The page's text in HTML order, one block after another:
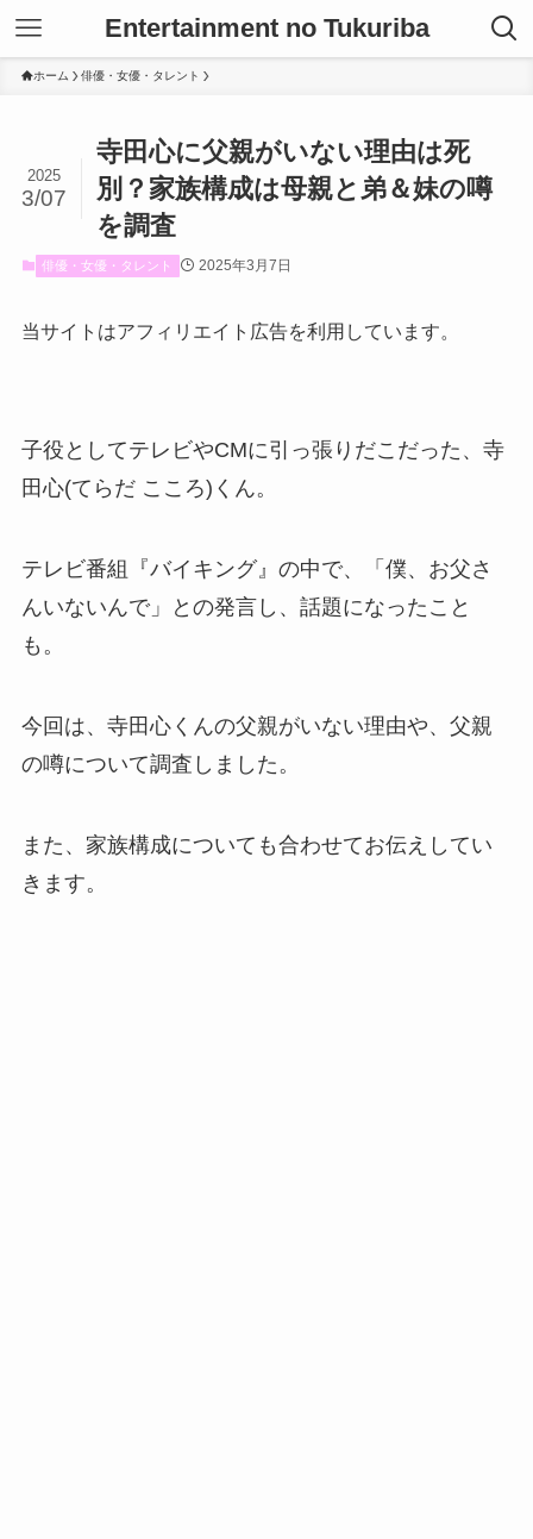
Entertainment no Tukuriba
ホーム 俳優・女優・タレント
寺田心に父親がいない理由は死
別？家族構成は母親と弟＆妹の噂
を調査
2025
3/07
俳優・女優・タレント 2025年3月7日
当サイトはアフィリエイト広告を利用しています。
子役としてテレビやCMに引っ張りだこだった、寺
田心(てらだ こころ)くん。
テレビ番組『バイキング』の中で、「僕、お父さ
んいないんで」との発言し、話題になったこと
も。
今回は、寺田心くんの父親がいない理由や、父親
の噂について調査しました。
また、家族構成についても合わせてお伝えしてい
きます。